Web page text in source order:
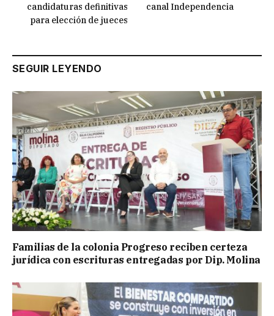
candidaturas definitivas
para elección de jueces
canal Independencia
SEGUIR LEYENDO
Familias de la colonia Progreso reciben certeza
jurídica con escrituras entregadas por Dip. Molina